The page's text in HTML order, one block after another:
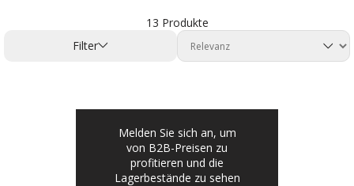
13 Produkte
Filter
Melden Sie sich an, um
von B2B-Preisen zu
profitieren und die
Lagerbestände zu sehen